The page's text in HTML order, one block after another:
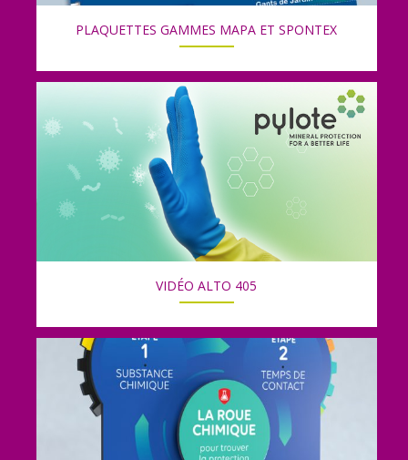
PLAQUETTES GAMMES MAPA ET SPONTEX
VIDÉO ALTO 405